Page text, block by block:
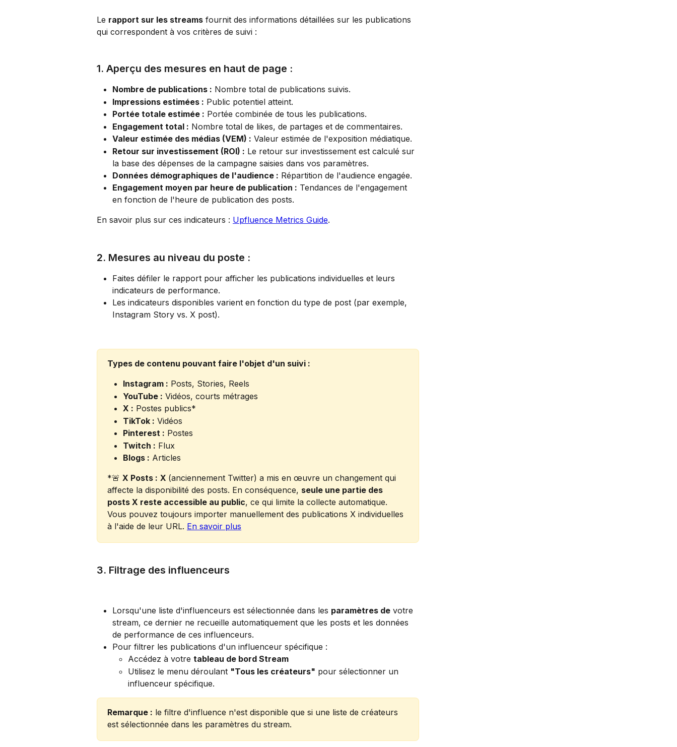
Le rapport sur les streams fournit des informations détaillées sur les publications
qui correspondent à vos critères de suivi :
1. Aperçu des mesures en haut de page :
Nombre de publications : Nombre total de publications suivis.
Impressions estimées : Public potentiel atteint.
Portée totale estimée : Portée combinée de tous les publications.
Engagement total : Nombre total de likes, de partages et de commentaires.
Valeur estimée des médias (VEM) : Valeur estimée de l'exposition médiatique.
Retour sur investissement (ROI) : Le retour sur investissement est calculé sur
la base des dépenses de la campagne saisies dans vos paramètres.
Données démographiques de l'audience : Répartition de l'audience engagée.
Engagement moyen par heure de publication : Tendances de l'engagement
en fonction de l'heure de publication des posts.
En savoir plus sur ces indicateurs : Upfluence Metrics Guide.
2. Mesures au niveau du poste :
Faites défiler le rapport pour afficher les publications individuelles et leurs
indicateurs de performance.
Les indicateurs disponibles varient en fonction du type de post (par exemple,
Instagram Story vs. X post).
Types de contenu pouvant faire l'objet d'un suivi :
Instagram : Posts, Stories, Reels
YouTube : Vidéos, courts métrages
X : Postes publics*
TikTok : Vidéos
Pinterest : Postes
Twitch : Flux
Blogs : Articles
*🚨 X Posts : X (anciennement Twitter) a mis en œuvre un changement qui
affecte la disponibilité des posts. En conséquence, seule une partie des
posts X reste accessible au public, ce qui limite la collecte automatique.
Vous pouvez toujours importer manuellement des publications X individuelles
à l'aide de leur URL. En savoir plus
3. Filtrage des influenceurs
Lorsqu'une liste d'influenceurs est sélectionnée dans les paramètres de votre
stream, ce dernier ne recueille automatiquement que les posts et les données
de performance de ces influenceurs.
Pour filtrer les publications d'un influenceur spécifique :
Accédez à votre tableau de bord Stream
Utilisez le menu déroulant "Tous les créateurs" pour sélectionner un
influenceur spécifique.
Remarque : le filtre d'influence n'est disponible que si une liste de créateurs
est sélectionnée dans les paramètres du stream.